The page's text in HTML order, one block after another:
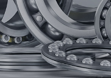
产品
企业发展里程碑